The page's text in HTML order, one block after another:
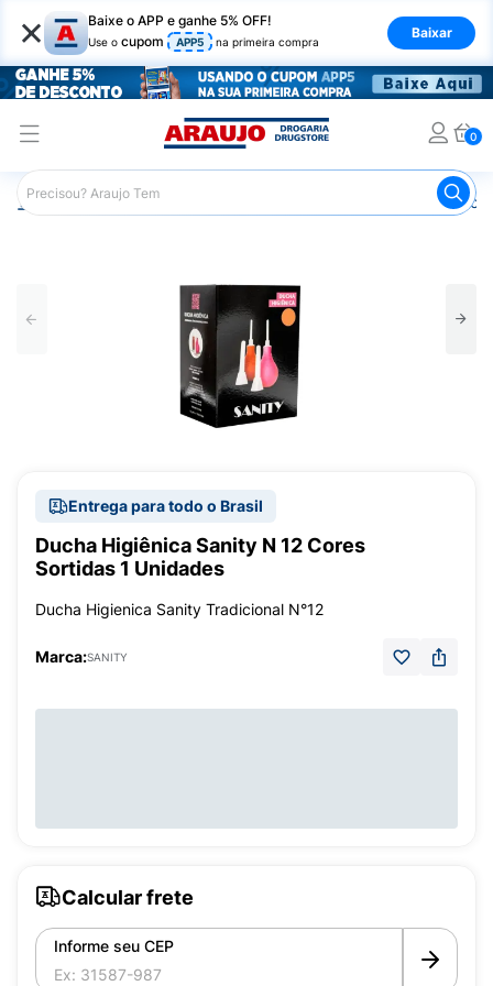
× Baixe o APP e ganhe 5% OFF!
Use o cupom APP5 na primeira compra
Baixar
0
Araujo Higiene Pessoal
Entrega para todo o Brasil
Ducha Higiênica Sanity N 12 Cores
Sortidas 1 Unidades
Ducha Higienica Sanity Tradicional N°12
Marca:SANITY
Calcular frete
Informe seu CEP